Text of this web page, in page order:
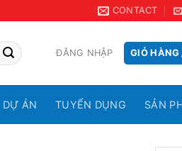
CONTACT
ĐĂNG NHẬP GIỎ
DỰ ÁN TUYỂN DỤNG SẢN